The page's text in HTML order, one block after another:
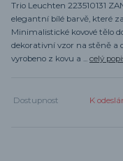
Trio Leuchten 223510131
elegantní bílé barvě, které
Minimalistické kovové tělo
dekorativní vzor na stěně a
vyrobeno z kovu a ... celý
Dostupnost K